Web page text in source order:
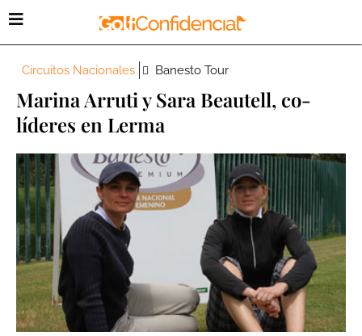
Circuitos Nacionales Banesto Tour
Marina Arruti y Sara Beautell, co-
líderes en Lerma